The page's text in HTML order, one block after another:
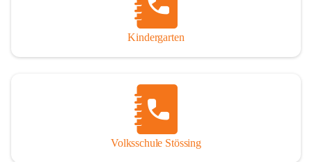
Kindergarten
Volksschule Stössing